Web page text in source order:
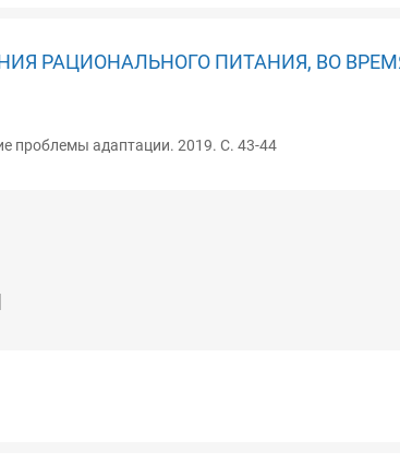
РАЦИОНАЛЬНОГО ПИТАНИЯ, ВО
проблемы адаптации. 2019. С. 43-44